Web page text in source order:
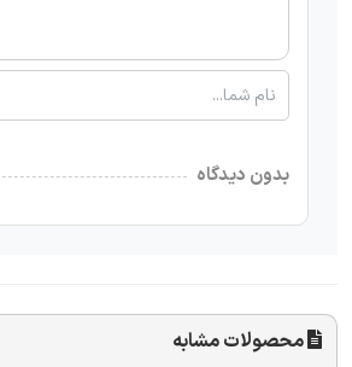
بدون دیدگاه
محصولات مشابه